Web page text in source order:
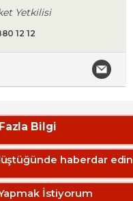
Yetkilisi
12 12
Bilgi
haberdar edin
İstiyorum